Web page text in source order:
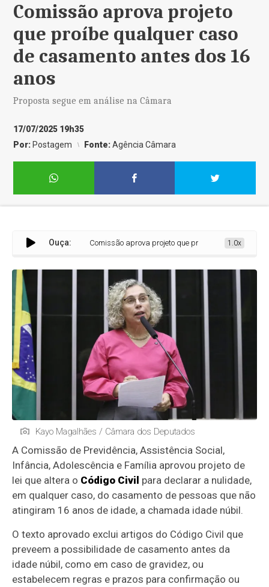
Comissão aprova projeto
que proíbe qualquer caso
de casamento antes dos 16
anos
Proposta segue em análise na Câmara
17/07/2025 19h35
Por: Postagem Fonte:Agência Câmara
Ouça: Comissão aprova projeto que proíbe qualquer caso de
1.0x
Kayo Magalhães / Câmara dos Deputados
A Comissão de Previdência, Assistência Social,
Infância, Adolescência e Família aprovou projeto de
lei que altera o Código Civil para declarar a nulidade,
em qualquer caso, do casamento de pessoas que não
atingiram 16 anos de idade, a chamada idade núbil.
O texto aprovado exclui artigos do Código Civil que
preveem a possibilidade de casamento antes da
idade núbil, como em caso de gravidez, ou
estabelecem regras e prazos para confirmação ou